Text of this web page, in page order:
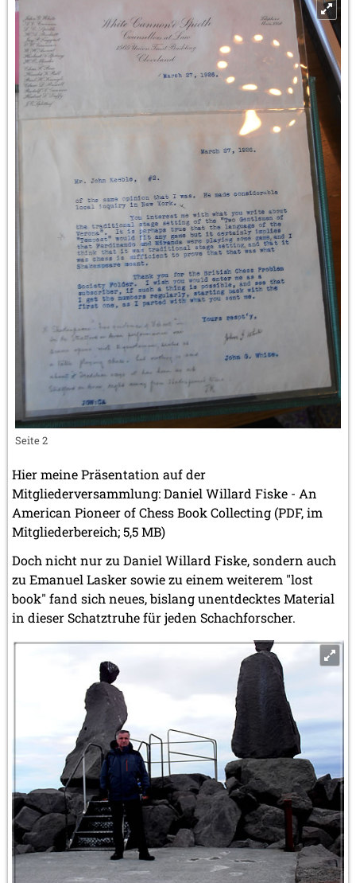
Seite 2
Hier meine Präsentation auf der
Mitgliederversammlung: Daniel Willard Fiske - An
American Pioneer of Chess Book Collecting (PDF, im
Mitgliederbereich; 5,5 MB)
Doch nicht nur zu Daniel Willard Fiske, sondern auch
zu Emanuel Lasker sowie zu einem weiterem "lost
book" fand sich neues, bislang unentdecktes Material
in dieser Schatztruhe für jeden Schachforscher.